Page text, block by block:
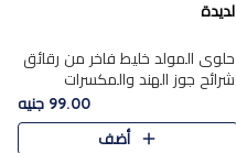
لديدة
حلوى المولد خليط فاخر من رقائق
شرائح جوز الهند والمكسرات
المحمصة، متماسك بشراب حلاوة
الكراميل الخفيفة ليمنحك قرمشة
غنية ومذاقًا شرقيًا أصيلً..
99.00 جنيه
أضف